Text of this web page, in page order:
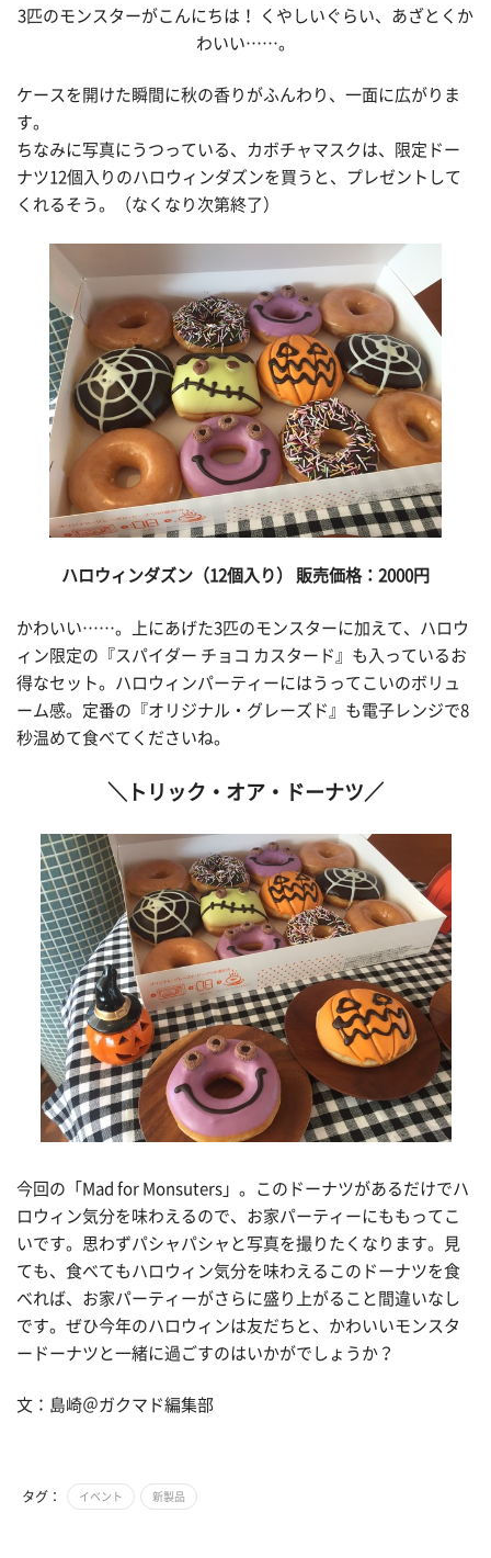
3匹のモンスターがこんにちは！ くやしいぐらい、あざとくか
わいい……。
ケースを開けた瞬間に秋の香りがふんわり、一面に広がりま
す。
ちなみに写真にうつっている、カボチャマスクは、限定ドー
ナツ12個入りのハロウィンダズンを買うと、プレゼントして
くれるそう。（なくなり次第終了）
ハロウィンダズン（12個入り） 販売価格：2000円
かわいい……。上にあげた3匹のモンスターに加えて、ハロウ
ィン限定の『スパイダー チョコ カスタード』も入っているお
得なセット。ハロウィンパーティーにはうってこいのボリュ
ーム感。定番の『オリジナル・グレーズド』も電子レンジで8
秒温めて食べてくださいね。
＼トリック・オア・ドーナツ／
今回の「Mad for Monsuters」。このドーナツがあるだけでハ
ロウィン気分を味わえるので、お家パーティーにももってこ
いです。思わずパシャパシャと写真を撮りたくなります。見
ても、食べてもハロウィン気分を味わえるこのドーナツを食
べれば、お家パーティーがさらに盛り上がること間違いなし
です。ぜひ今年のハロウィンは友だちと、かわいいモンスタ
ードーナツと一緒に過ごすのはいかがでしょうか？
文：島崎＠ガクマド編集部
タグ： イベント 新製品